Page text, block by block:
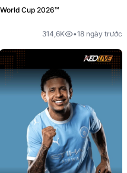
Cup 2026™
314,6K •18 ngày trước